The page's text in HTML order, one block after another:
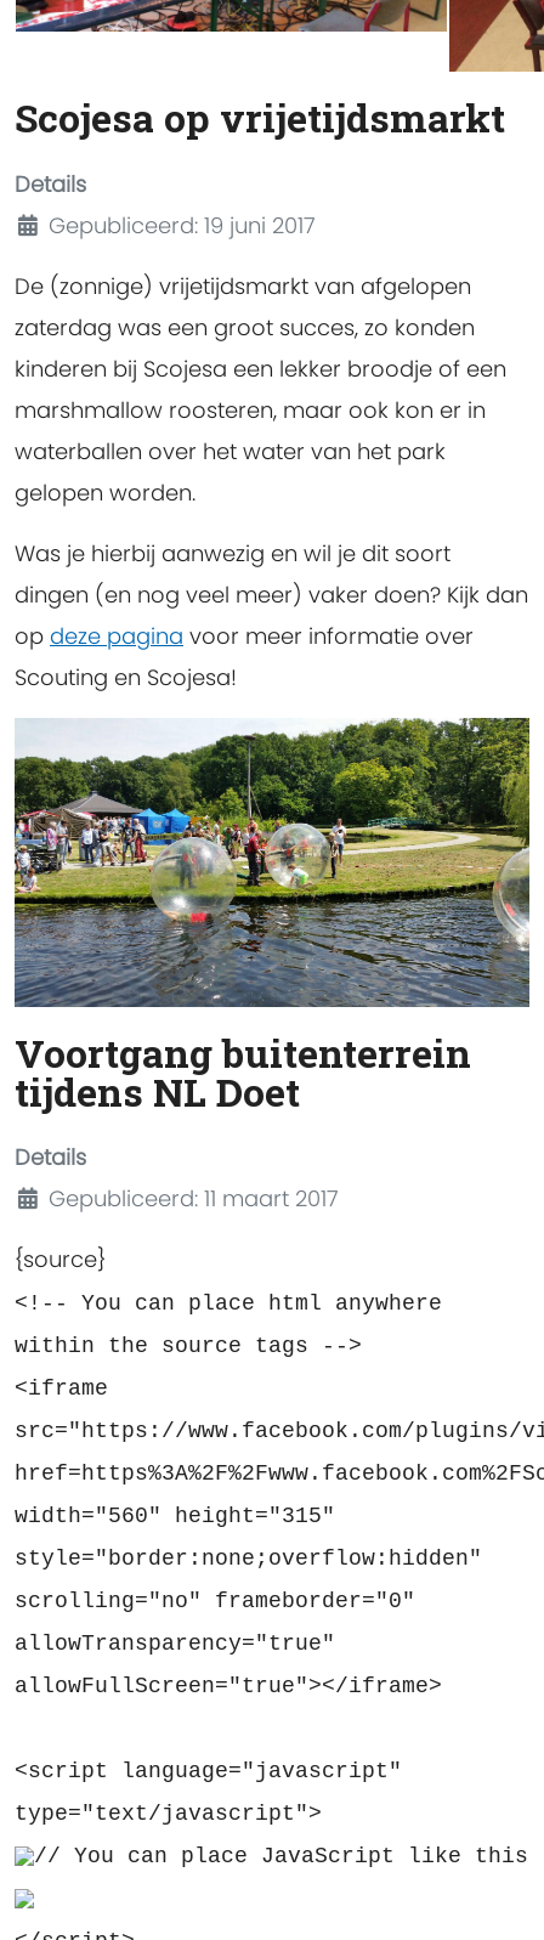
Scojesa op vrijetijdsmarkt
Details
Gepubliceerd: 19 juni 2017
De (zonnige) vrijetijdsmarkt van afgelopen
zaterdag was een groot succes, zo konden
kinderen bij Scojesa een lekker broodje of een
marshmallow roosteren, maar ook kon er in
waterballen over het water van het park
gelopen worden.
Was je hierbij aanwezig en wil je dit soort
dingen (en nog veel meer) vaker doen? Kijk dan
op deze pagina voor meer informatie over
Scouting en Scojesa!
Voortgang buitenterrein
tijdens NL Doet
Details
Gepubliceerd: 11 maart 2017
{source}
<!-- You can place html anywhere
within the source tags -->
<iframe
src="https://www.facebook.com/plugins/
width="560" height="315"
style="border:none;overflow:hidden"
scrolling="no" frameborder="0"
allowTransparency="true"
allowFullScreen="true"></iframe>
<script language="javascript"
type="text/javascript">
// You can place JavaScript like this